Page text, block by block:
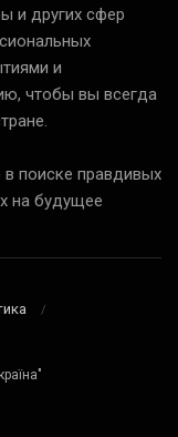
и других сфер
и
чтобы вы всегда
в поиске правдивых
на будущее